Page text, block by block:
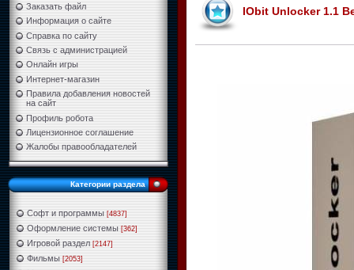
Заказать файл
Информация о сайте
Справка по сайту
Связь с администрацией
Онлайн игры
Интернет-магазин
Правила добавления новостей
на сайт
Профиль робота
Лицензионное соглашение
Жалобы правообладателей
Категории раздела
Софт и программы [4837]
Оформление системы [362]
Игровой раздел [2147]
Фильмы [2053]
IObit Unlocker 1.1